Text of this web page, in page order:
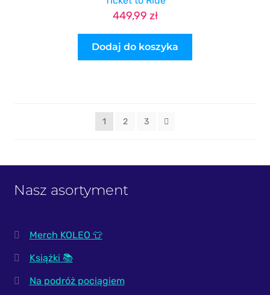
449,99 zł
Dodaj do koszyka
1 2 3
Nasz asortyment
Merch KOLEO 👕
Książki 📚
Na podróż pociągiem